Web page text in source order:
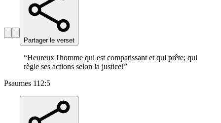
Partager le verset
“Heureux l'homme qui est compatissant et qui prête; qui
règle ses actions selon la justice!”
Psaumes 112:5